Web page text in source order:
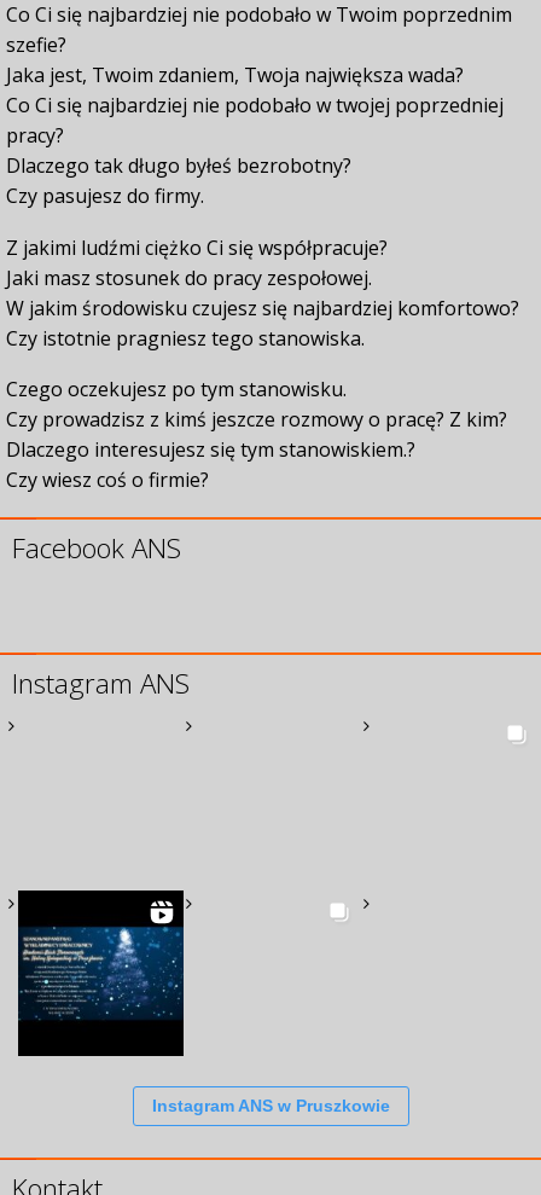
Co Ci się najbardziej nie podobało w Twoim poprzednim
szefie?
Jaka jest, Twoim zdaniem, Twoja największa wada?
Co Ci się najbardziej nie podobało w twojej poprzedniej
pracy?
Dlaczego tak długo byłeś bezrobotny?
Czy pasujesz do firmy.
Z jakimi ludźmi ciężko Ci się współpracuje?
Jaki masz stosunek do pracy zespołowej.
W jakim środowisku czujesz się najbardziej komfortowo?
Czy istotnie pragniesz tego stanowiska.
Czego oczekujesz po tym stanowisku.
Czy prowadzisz z kimś jeszcze rozmowy o pracę? Z kim?
Dlaczego interesujesz się tym stanowiskiem.?
Czy wiesz coś o firmie?
Facebook ANS
Instagram ANS
Instagram ANS w Pruszkowie